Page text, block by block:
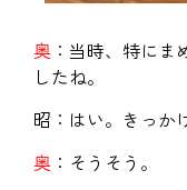
奥 ：当時、特に
したね。
昭：はい。きっか
奥 ：そうそう。